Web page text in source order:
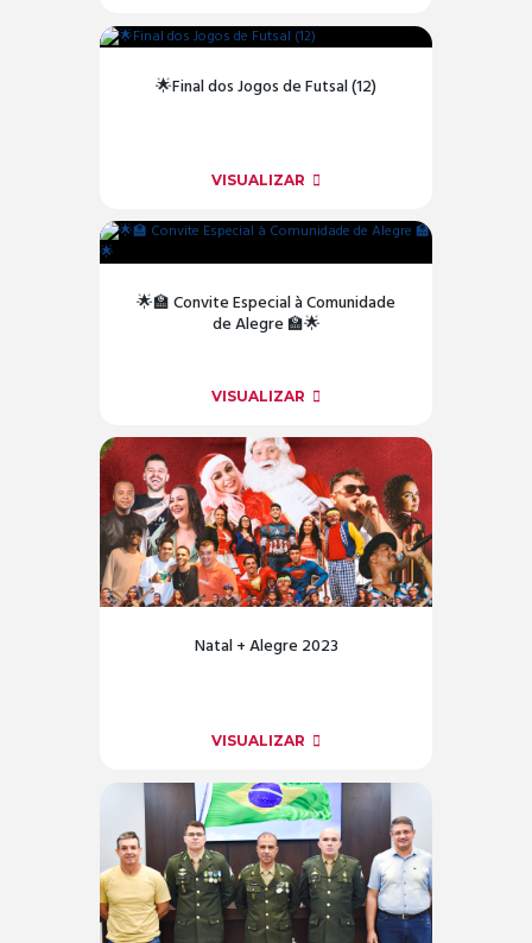
🌟Final dos Jogos de Futsal (12)
VISUALIZAR
🌟🏫 Convite Especial à Comunidade
de Alegre 🏫🌟
VISUALIZAR
Natal + Alegre 2023
VISUALIZAR